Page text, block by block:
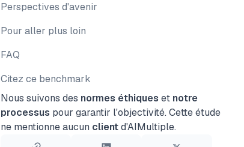
Perspectives d'avenir
Pour aller plus loin
FAQ
Citez ce benchmark
Nous suivons des normes éthiques et notre
processus pour garantir l'objectivité. Cette étude
ne mentionne aucun clientd'AIMultiple.